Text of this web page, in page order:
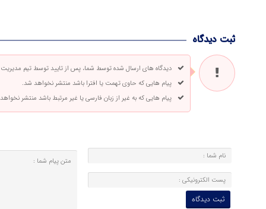
ثبت دیدگاه
دیدگاه های ارسال شده توسط شما، پس از تایید توسط تیم
پیام هایی که حاوی تهمت یا افترا باشد منتشر نخواهد شد.
پیام هایی که به غیر از زبان فارسی یا غیر مرتبط باشد منتشر